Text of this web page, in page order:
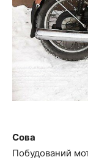
Сова
Побудований